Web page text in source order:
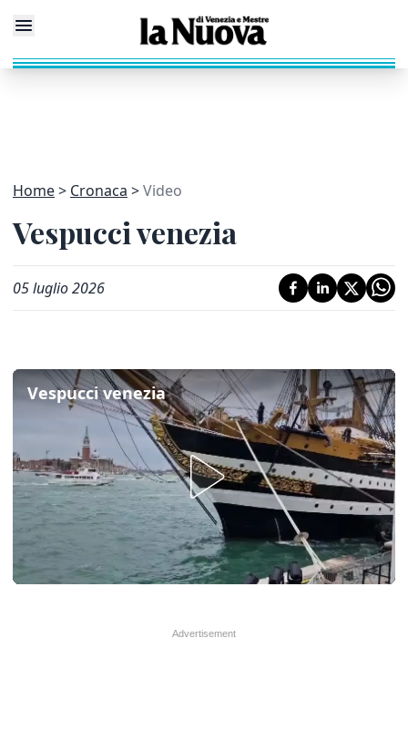
Home Cronaca Video
Vespucci venezia
05 luglio 2026
Vespucci venezia